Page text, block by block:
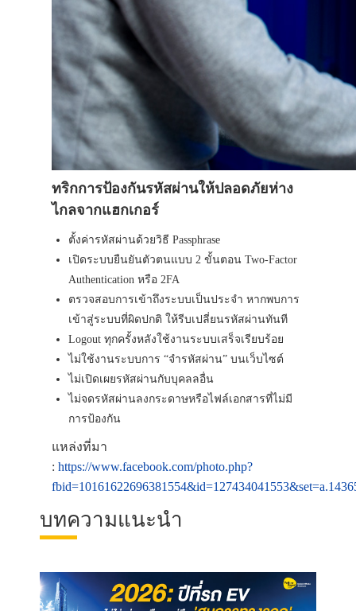
ทริกการป้องกันรหัสผ่านให้ปลอดภัยห่าง
ไกลจากแฮกเกอร์
ตั้งค่ารหัสผ่านด้วยวิธี Passphrase
เปิดระบบยืนยันตัวตนแบบ 2 ขั้นตอน Two-Factor
Authentication หรือ 2FA
ตรวจสอบการเข้าถึงระบบเป็นประจำ หากพบการ
เข้าสู่ระบบที่ผิดปกติ ให้รีบเปลี่ยนรหัสผ่านทันที
Logout ทุกครั้งหลังใช้งานระบบเสร็จเรียบร้อย
ไม่ใช้งานระบบการ “จำรหัสผ่าน” บนเว็บไซต์
ไม่เปิดเผยรหัสผ่านกับบุคลลอื่น
ไม่จดรหัสผ่านลงกระดาษหรือไฟล์เอกสารที่ไม่มี
การป้องกัน
แหล่งที่มา
: https://www.facebook.com/photo.php?
บทความแนะนำ